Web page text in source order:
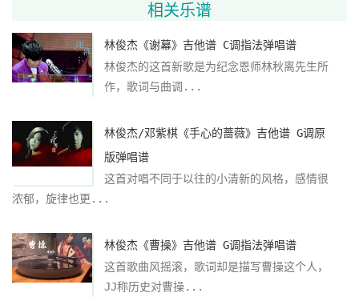
相关乐谱
林俊杰《谢幕》吉他谱 C调指法弹唱谱
林俊杰的这首新歌是为纪念恩师林秋离先生所
作，歌词与曲调...
林俊杰/邓紫棋《手心的蔷薇》吉他谱 G调原
版弹唱谱
这首对唱不同于以往的小清新的风格，感情很
浓郁，旋律也更...
林俊杰《曹操》吉他谱 G调指法弹唱谱
这首歌曲风摇滚，歌词却是描写曹操这个人，
JJ称历史对曹操...